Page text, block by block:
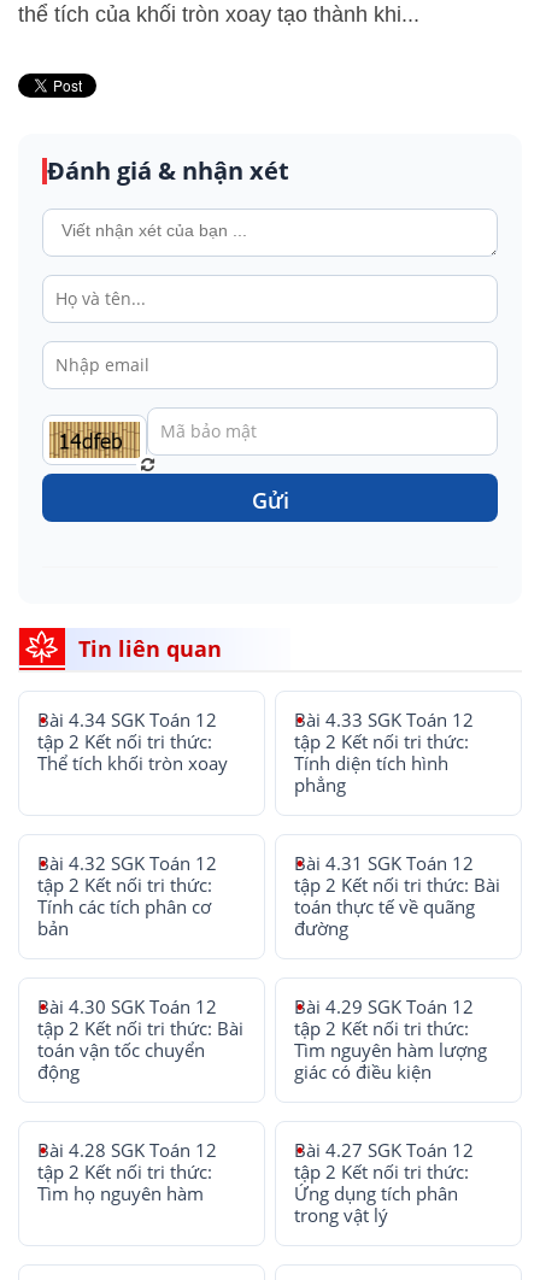
thể tích của khối tròn xoay tạo thành khi...
Đánh giá & nhận xét
Gửi
Tin liên quan
Bài 4.34 SGK Toán 12
tập 2 Kết nối tri thức:
Thể tích khối tròn xoay
Bài 4.33 SGK Toán 12
tập 2 Kết nối tri thức:
Tính diện tích hình
phẳng
Bài 4.32 SGK Toán 12
tập 2 Kết nối tri thức:
Tính các tích phân cơ
bản
Bài 4.31 SGK Toán 12
tập 2 Kết nối tri thức: Bài
toán thực tế về quãng
đường
Bài 4.30 SGK Toán 12
tập 2 Kết nối tri thức: Bài
toán vận tốc chuyển
động
Bài 4.29 SGK Toán 12
tập 2 Kết nối tri thức:
Tìm nguyên hàm lượng
giác có điều kiện
Bài 4.28 SGK Toán 12
tập 2 Kết nối tri thức:
Tìm họ nguyên hàm
Bài 4.27 SGK Toán 12
tập 2 Kết nối tri thức:
Ứng dụng tích phân
trong vật lý